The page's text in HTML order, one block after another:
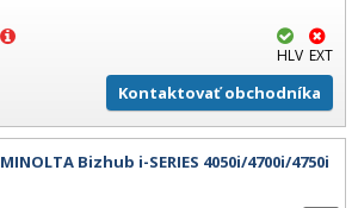
HLV EXT
Kontaktovať obchodníka
Bizhub i-SERIES 4050i/4700i/4750i